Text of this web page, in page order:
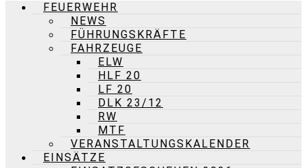
FEUERWEHR
NEWS
FÜHRUNGSKRÄFTE
FAHRZEUGE
ELW
HLF 20
LF 20
DLK 23/12
RW
MTF
VERANSTALTUNGSKALENDER
EINSÄTZE